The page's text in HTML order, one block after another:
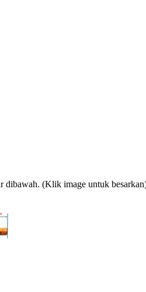
dibawah. (Klik image untuk